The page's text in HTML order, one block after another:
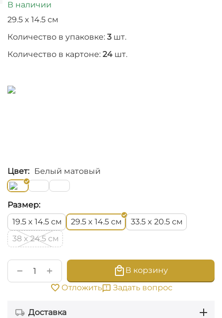
В наличии
29.5 x 14.5 см
Количество в упаковке: 3 шт.
Количество в картоне: 24 шт.
Цвет: Белый матовый
Размер:
19.5 x 14.5 см 29.5 x 14.5 см 33.5 x 20.5 см
38 x 24.5 см
+
−
В корзину
Отложить
Задать вопрос
Доставка